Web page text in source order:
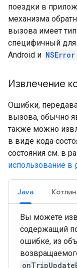
поездки в
механизма
вызова имеет
специфичный
Android и NSError
Извлечение
Ошибки,
вызова, обычно
также можно
в виде кода
состояния см. в
использование в
Java Котлин
Вы можете
содержащий
ошибке, из